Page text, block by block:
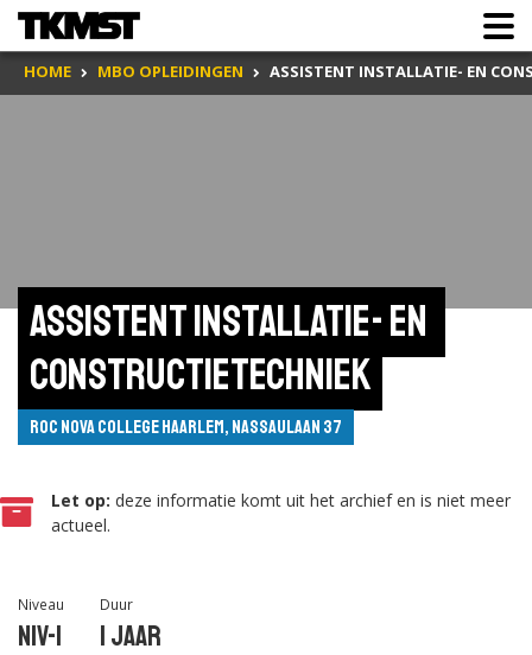
HOME MBO OPLEIDINGEN ASSISTENT INSTALLATIE- EN
Assistent installatie- en
constructietechniek
ROC Nova College Haarlem, Nassaulaan 37
Let op: deze informatie komt uit het archief en is niet meer
actueel.
Niveau
Niv-1
Duur
1 jaar